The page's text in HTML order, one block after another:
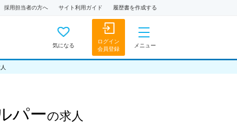
採用担当者の方へ サイト利用ガイド 履歴書を作成する
気になる
ログイン
会員登録
メニュー
パーの求人